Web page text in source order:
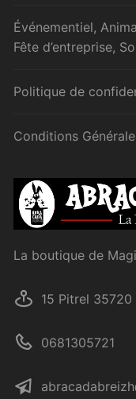
Événementiel,
Fête d’entreprise,
Politique de
Conditions
La boutique de
15 Pitrel 35720
0681305721